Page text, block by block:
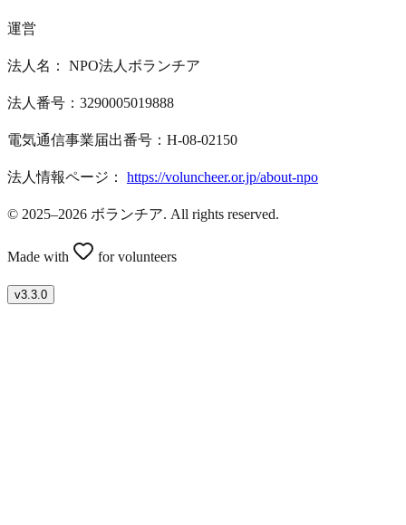
運営
法人名： NPO法人ボランチア
法人番号：3290005019888
電気通信事業届出番号：H-08-02150
法人情報ページ： https://voluncheer.or.jp/about-npo
© 2025–2026 ボランチア. All rights reserved.
Made with for volunteers
v3.3.0